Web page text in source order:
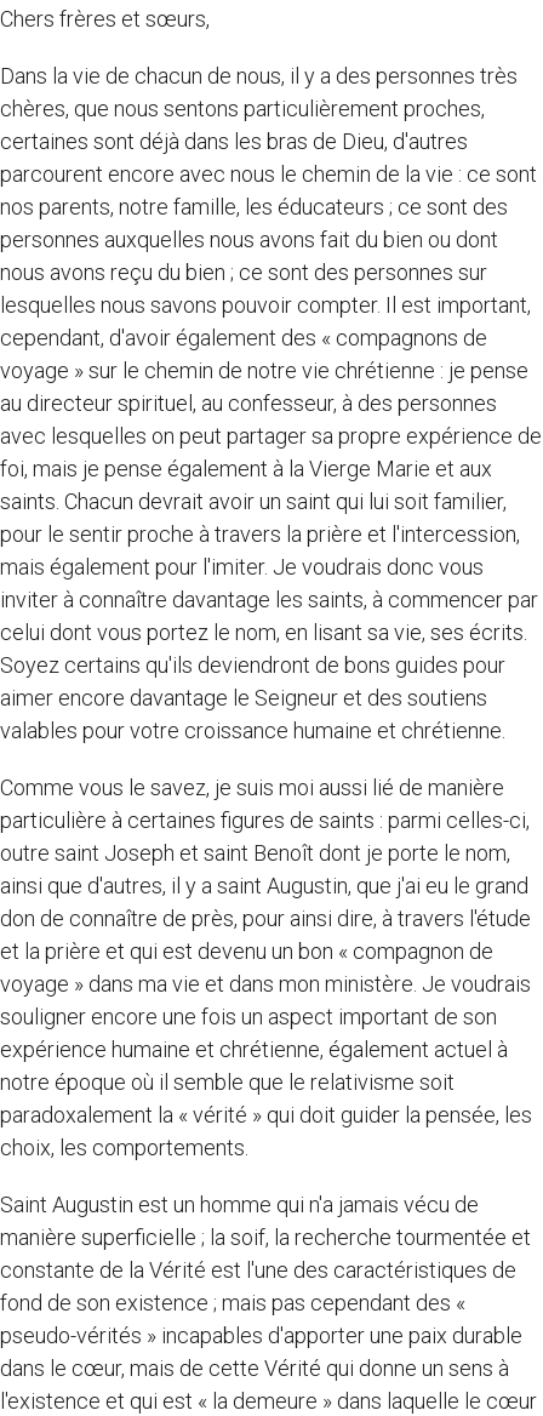
Chers frères et sœurs,
Dans la vie de chacun de nous, il y a des personnes très
chères, que nous sentons particulièrement proches,
certaines sont déjà dans les bras de Dieu, d'autres
parcourent encore avec nous le chemin de la vie : ce sont
nos parents, notre famille, les éducateurs ; ce sont des
personnes auxquelles nous avons fait du bien ou dont
nous avons reçu du bien ; ce sont des personnes sur
lesquelles nous savons pouvoir compter. Il est important,
cependant, d'avoir également des « compagnons de
voyage » sur le chemin de notre vie chrétienne : je pense
au directeur spirituel, au confesseur, à des personnes
avec lesquelles on peut partager sa propre expérience de
foi, mais je pense également à la Vierge Marie et aux
saints. Chacun devrait avoir un saint qui lui soit familier,
pour le sentir proche à travers la prière et l'intercession,
mais également pour l'imiter. Je voudrais donc vous
inviter à connaître davantage les saints, à commencer par
celui dont vous portez le nom, en lisant sa vie, ses écrits.
Soyez certains qu'ils deviendront de bons guides pour
aimer encore davantage le Seigneur et des soutiens
valables pour votre croissance humaine et chrétienne.
Comme vous le savez, je suis moi aussi lié de manière
particulière à certaines figures de saints : parmi celles-ci,
outre saint Joseph et saint Benoît dont je porte le nom,
ainsi que d'autres, il y a saint Augustin, que j'ai eu le grand
don de connaître de près, pour ainsi dire, à travers l'étude
et la prière et qui est devenu un bon « compagnon de
voyage » dans ma vie et dans mon ministère. Je voudrais
souligner encore une fois un aspect important de son
expérience humaine et chrétienne, également actuel à
notre époque où il semble que le relativisme soit
paradoxalement la « vérité » qui doit guider la pensée, les
choix, les comportements.
Saint Augustin est un homme qui n'a jamais vécu de
manière superficielle ; la soif, la recherche tourmentée et
constante de la Vérité est l'une des caractéristiques de
fond de son existence ; mais pas cependant des «
pseudo-vérités » incapables d'apporter une paix durable
dans le cœur, mais de cette Vérité qui donne un sens à
l'existence et qui est « la demeure » dans laquelle le cœur